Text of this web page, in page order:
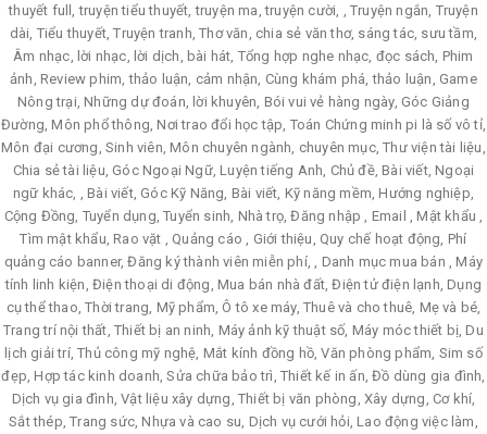
thuyết full, truyện tiểu thuyết, truyện ma, truyện cười, , Truyện ngắn, Truyện
dài, Tiểu thuyết, Truyện tranh, Thơ văn, chia sẻ văn thơ, sáng tác, sưu tầm,
Âm nhạc, lời nhạc, lời dịch, bài hát, Tổng hợp nghe nhạc, đọc sách, Phim
ảnh, Review phim, thảo luận, cảm nhận, Cùng khám phá, thảo luận, Game
Nông trại, Những dự đoán, lời khuyên, Bói vui vẻ hàng ngày, Góc Giảng
Đường, Môn phổ thông, Nơi trao đổi học tập, Toán Chứng minh pi là số vô tỉ,
Môn đại cương, Sinh viên, Môn chuyên ngành, chuyên mục, Thư viện tài liệu,
Chia sẻ tài liệu, Góc Ngoại Ngữ, Luyện tiếng Anh, Chủ đề, Bài viết, Ngoại
ngữ khác, , Bài viết, Góc Kỹ Năng, Bài viết, Kỹ năng mềm, Hướng nghiệp,
Cộng Đồng, Tuyển dụng, Tuyển sinh, Nhà trọ, Đăng nhập , Email , Mật khẩu ,
Tìm mật khẩu, Rao vặt , Quảng cáo , Giới thiệu, Quy chế hoạt động, Phí
quảng cáo banner, Đăng ký thành viên miễn phí, , Danh mục mua bán , Máy
tính linh kiện, Điện thoại di động, Mua bán nhà đất, Điện tử điện lạnh, Dụng
cụ thể thao, Thời trang, Mỹ phẩm, Ô tô xe máy, Thuê và cho thuê, Mẹ và bé,
Trang trí nội thất, Thiết bị an ninh, Máy ảnh kỹ thuật số, Máy móc thiết bị, Du
lịch giải trí, Thủ công mỹ nghệ, Mắt kính đồng hồ, Văn phòng phẩm, Sim số
đẹp, Hợp tác kinh doanh, Sửa chữa bảo trì, Thiết kế in ấn, Đồ dùng gia đình,
Dịch vụ gia đình, Vật liệu xây dựng, Thiết bị văn phòng, Xây dựng, Cơ khí,
Sắt thép, Trang sức, Nhựa và cao su, Dịch vụ cưới hỏi, Lao động việc làm,